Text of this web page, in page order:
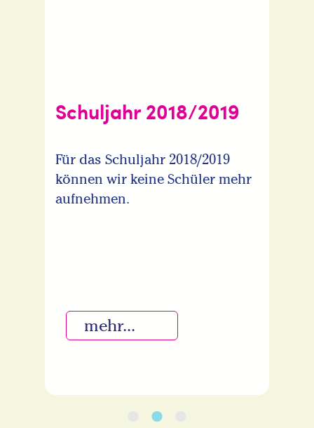
•
Schuljahr 2018/2019
Für das Schuljahr 2018/2019
können wir keine Schüler mehr
aufnehmen.
mehr...